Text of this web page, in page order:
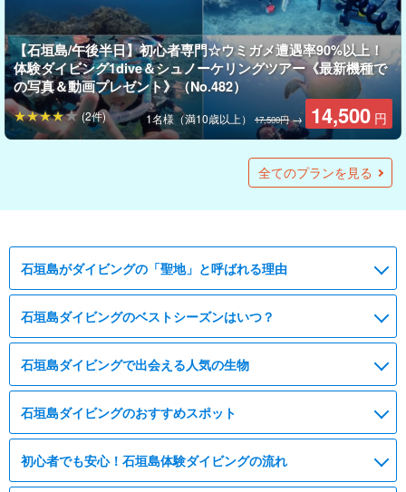
【石垣島/午後半日】初心者専門☆ウミガメ遭遇率90%以上！
体験ダイビング1dive＆シュノーケリングツアー《最新機種で
の写真＆動画プレゼント》（No.482）
1名様（満10歳以上） 17,500円→ 14,500 円
(2件)
【石垣島/1日】欲張りセット☆10歳からOK！体験ダイビング
＆幻の島上陸＆竹富島観光（ランチ付き）コース（No.366）
20,000 円
【石垣島/1日】120％大満喫☆初心者大歓迎！体験ダイビング
＋竹富島観光コース＜写真無料＆送迎＆嬉しいランチ付き♪＞
1名様（10歳以上）18,000 円
(1件)
【石垣島/1日】ウミガメ遭遇率90％以上☆幻の島上陸＆体験ダ
イビング2dive＆シュノーケリングツアー《器材込み＆ランチ
1名様19,800 円
(17件)
【石垣島】1日海満喫パック！「幻の島」上陸＆体験ダイビン
グ＆シュノーケリング＆釣り1日ツアー（ランチ付き）
【石垣島/AM半日】幻の島上陸＋日本一のサンゴ礁で体験ダイ
ビング〈写真データプレゼント〉初心者専門の少人数制
【石垣島/PM半日】ウミガメ遭遇率90%以上！カラフル熱帯魚
と2ダイブ〈写真データプレゼント〉初心者大歓迎（No.322）
【石垣島/1日】ゆったり楽しめる☆幻の島上陸＆体験ダイビン
グ1dive＆ウミガメシュノーケリングツアー＜ランチ＆器材＆
送迎付き＞抜群のロケーションを堪能（No.313）
【石垣島発/3時間】初心者大歓迎☆1日2便！幻の島上陸＆体験
ダイビングツアー《写真&動画データプレゼント》短時間で石
【石垣島/1日/チャーター】ダイビング初心者も安心◎貸切ダ
イビングツアー☆プランカスタマイズ可能 《前日予約OK》
【石垣島/半日】1人旅女子に大人気！午前コース♪女性ガイド
がご案内する初心者専門ダイビング《写真無料＆送迎付き》
【石垣島/午後】女性ガイドがサポート◎ウミガメシュノーケ
ル×体験ダイビング！半日で2つ楽しむ《送迎付き＆器材込
【石垣島/1日】高確率でウミガメ遭遇☆シュノーケリング&体
験ダイビング2dive《写真付き＆手ぶらOK》（No.247）
【石垣島/1日】女性ガイド在籍☆体験ダイビング＆ウミガメシ
ュノーケリング/追加1dive可《写真・動画プレゼント》
【石垣島/半日/貸切】ダイビング初心者も安心◎自由に楽しむ
ダイビングチャーターツアー《前日予約OK・インストラクタ
全てのプランを見る
石垣島がダイビングの「聖地」と呼ばれる理由
石垣島ダイビングのベストシーズンはいつ？
石垣島ダイビングで出会える人気の生物
石垣島ダイビングのおすすめスポット
初心者でも安心！石垣島体験ダイビングの流れ